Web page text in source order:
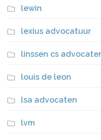
lewin
lexius advocatuur
linssen cs
louis de leon
lsa advocaten
lvm